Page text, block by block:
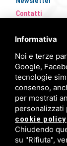
Contatti
FISM
Compila il
Informativa
Noi e terze
Google,
tecnologie
consenso,
per mostrati
personalizzati
cookie policy
Chiudendo
su "Rifiuta",